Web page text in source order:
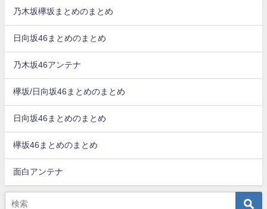
乃木坂欅坂まとめのまとめ
日向坂46まとめのまとめ
乃木坂46アンテナ
欅坂/日向坂46まとめのまとめ
日向坂46まとめのまとめ
欅坂46まとめのまとめ
面白アンテナ